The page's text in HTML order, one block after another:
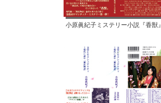
小原眞紀子ミステリー小説『香獣』